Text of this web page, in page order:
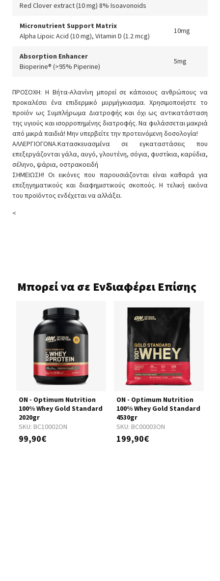
Red Clover extract (10 mg) 8% Isoavonoids
Micronutrient Support Matrix
Alpha Lipoic Acid (10 mg), Vitamin D (1.2 mcg)
10mg
Absorption Enhancer
Bioperine® (>95% Piperine)
5mg
ΠΡΟΣΟΧΗ: Η Βήτα-Αλανίνη μπορεί σε κάποιους ανθρώπους να
προκαλέσει ένα επιδερμικό μυρμήγκιασμα. Χρησιμοποιήστε το
προϊόν ως Συμπλήρωμα Διατροφής και όχι ως αντικατάσταση
της υγιούς και ισορροπημένης διατροφής. Να φυλάσσεται μακριά
από μικρά παιδιά! Μην υπερβείτε την προτεινόμενη δοσολογία!
ΑΛΛΕΡΓΙΟΓΟΝΑ.Κατασκευασμένα σε εγκαταστάσεις που
επεξεργάζονται γάλα, αυγό, γλουτένη, σόγια, φυστίκια, καρύδια,
σέληνο, ψάρια, οστρακοειδή
ΣΗΜΕΙΩΣΗ! Οι εικόνες που παρουσιάζονται είναι καθαρά για
επεξηγηματικούς και διαφημιστικούς σκοπούς. Η τελική εικόνα
του προϊόντος ενδέχεται να αλλάξει.
<
Μπορεί να σε Ενδιαφέρει Επίσης
SKU: BC10002ON
ON - Optimum Nutrition
100% Whey Gold Standard
2020gr
99,90€
SKU: BC00003ON
ON - Optimum Nutrition
100% Whey Gold Standard
4530gr
199,90€